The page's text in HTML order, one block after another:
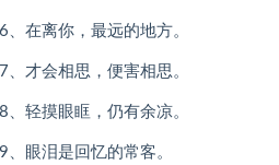
、在离你，最远的地方。
、才会相思，便害相思。
、轻摸眼眶，仍有余凉。
、眼泪是回忆的常客。